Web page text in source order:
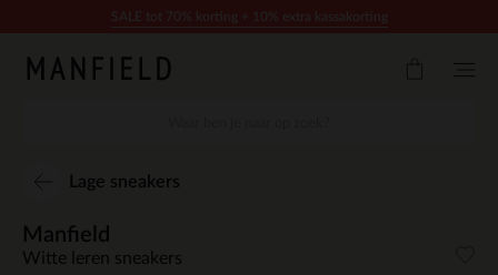
Lage sneakers
Manfield
Witte leren sneakers